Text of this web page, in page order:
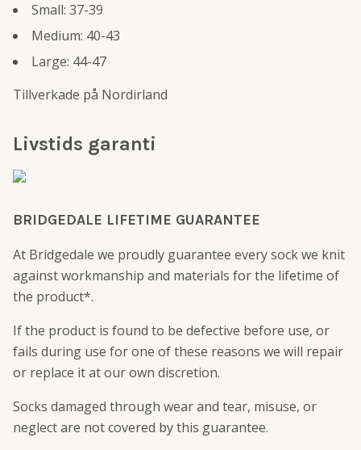
Small: 37-39
Medium: 40-43
Large: 44-47
Tillverkade på Nordirland
Livstids garanti
BRIDGEDALE LIFETIME GUARANTEE
At Bridgedale we proudly guarantee every sock we knit
against workmanship and materials for the lifetime of
the product*.
If the product is found to be defective before use, or
fails during use for one of these reasons we will repair
or replace it at our own discretion.
Socks damaged through wear and tear, misuse, or
neglect are not covered by this guarantee.